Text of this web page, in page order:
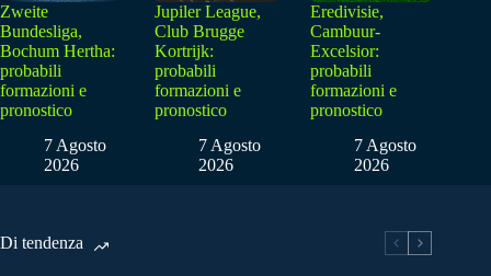
Zweite
Bundesliga,
Bochum Hertha:
probabili
formazioni e
pronostico
7 Agosto
2026
Jupiler League,
Club Brugge
Kortrijk:
probabili
formazioni e
pronostico
7 Agosto
2026
Eredivisie,
Cambuur-
Excelsior:
probabili
formazioni e
pronostico
7 Agosto
2026
Di tendenza